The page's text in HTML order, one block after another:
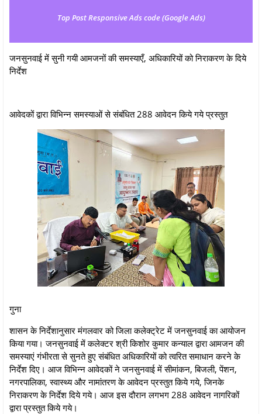
Top Post Responsive Ads code (Google Ads)
जनसुनवाई में सुनी गयी आमजनों की समस्याएँ, अधिकारियों को निराकरण के दिये
निर्देश
आवेदकों द्वारा विभिन्‍न समस्‍याओं से संबंधित 288 आवेदन किये गये प्रस्‍तुत
गुना
शासन के निर्देशानुसार मंगलवार को जिला कलेक्ट्रेट में जनसुनवाई का आयोजन
किया गया। जनसुनवाई में कलेक्‍टर श्री किशोर कुमार कन्‍याल द्वारा आमजन की
समस्याएं गंभीरता से सुनते हुए संबंधित अधिकारियों को त्वरित समाधान करने के
निर्देश दिए। आज विभिन्‍न आवेदकों ने जनसुनवाई में सीमांकन, बिजली, पेंशन,
नगरपालिका, स्‍वास्‍थ्‍य और नामांतरण के आवेदन प्रस्‍तुत किये गये, जिनके
निराकरण के निर्देश दिये गये। आज इस दौरान लगभग 288 आवेदन नागरिकों
द्वारा प्रस्‍तुत किये गये।